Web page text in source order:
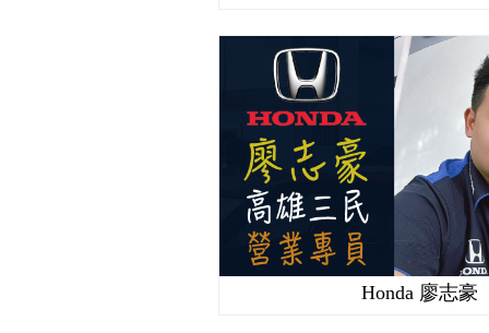
Honda 廖志豪